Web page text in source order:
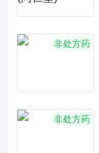
非处方药
非处方药